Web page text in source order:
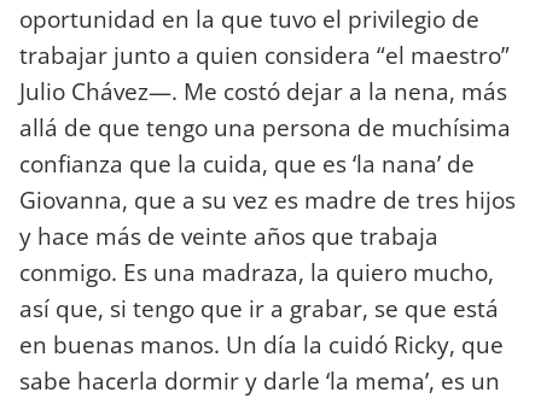
oportunidad en la que tuvo el privilegio de
trabajar junto a quien considera “el maestro”
Julio Chávez—. Me costó dejar a la nena, más
allá de que tengo una persona de muchísima
confianza que la cuida, que es ‘la nana’ de
Giovanna, que a su vez es madre de tres hijos
y hace más de veinte años que trabaja
conmigo. Es una madraza, la quiero mucho,
así que, si tengo que ir a grabar, se que está
en buenas manos. Un día la cuidó Ricky, que
sabe hacerla dormir y darle ‘la mema’, es un